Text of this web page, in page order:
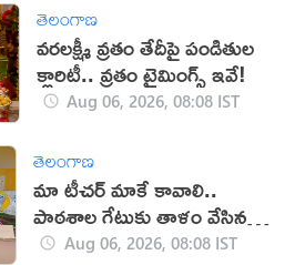
తెలంగాణ
వరలక్ష్మీ వ్రతం తేదీపై పండితుల
క్లారిటీ.. వ్రతం టైమింగ్స్ ఇవే!
Aug 06, 2026, 08:08 IST
తెలంగాణ
మా టీచర్‌ మాకే కావాలి..
పాఠశాల గేటుకు తాళం వేసిన
విద్యార్థులు
Aug 06, 2026, 08:08 IST